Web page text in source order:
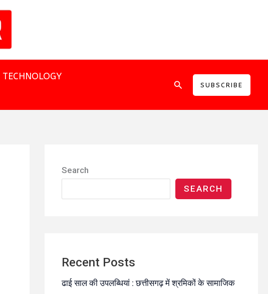
TECHNOLOGY
SearchSUBSCRIBE
Search
SEARCH
Recent Posts
ढाई साल की उपलब्धियां : छत्तीसगढ़ में श्रमिकों के सामाजिक